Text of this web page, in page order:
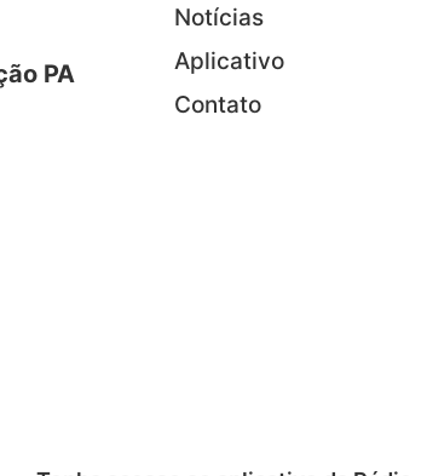
PA
Notícias
Aplicativo
Contato